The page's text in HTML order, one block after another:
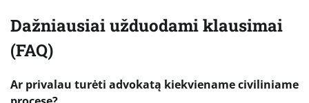
Dažniausiai užduodami klausimai
(FAQ)
Ar privalau turėti advokatą kiekviename civiliniame